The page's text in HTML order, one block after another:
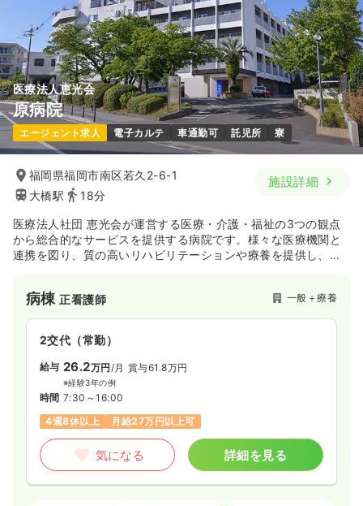
月給20万円以上可
気になる 詳細を見る
外来正看護師 一般病院
2交代（常勤） 一時募集休止
25.2万円〜/月 賞与4.1ヶ月
※一例
時間 8:30～17:00
月給25万円以上可
気になる 詳細を見る
オペ室(手術室)
21.4万円〜
※一例
気になる 詳細を見る
医療法人恵光会
原病院
エージェント求人 電子カルテ 車通勤可 託児所 寮
福岡県福岡市南区若久2-6-1
大橋駅
18分
施設詳細
医療法人社団 恵光会が運営する医療・介護・福祉の3つの観点
から総合的なサービスを提供する病院です。様々な医療機関と
連携を図り、質の高いリハビリテーションや療養を提供し、患
病棟正看護師 一般＋療養
2交代（常勤）
給与 26.2万円 /月 賞与61.8万円
※経験3年の例
時間 7:30～16:00
4週8休以上
月給27万円以上可
気になる 詳細を見る